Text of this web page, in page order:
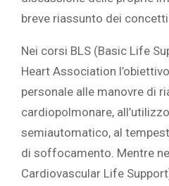
breve riassunto dei
Nei corsi BLS (Basic Life
Heart Association
personale alle manovre di
cardiopolmonare,
semiautomatico, al
di soffocamento. Mentre
Cardiovascular Life